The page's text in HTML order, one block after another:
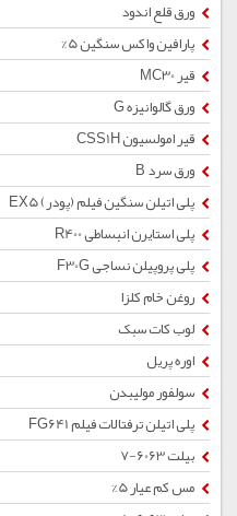
ورق قلع اندود
پارافین واکس سنگین 5%
قیر MC30
ورق گالوانیزه G
قیر امولسیون CSS1H
ورق سرد B
پلی اتیلن سنگین فیلم (پودر) EX5
پلی استایرن انبساطی R400
پلی پروپیلن نساجی F30G
روغن خام کلزا
لوب کات سبک
اوره پریل
سولفور مولیبدن
پلی اتیلن ترفتالات فیلم FG641
بیلت 6063-7
مس کم عیار 5%